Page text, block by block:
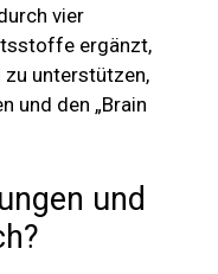
vier
ergänzt,
unterstützen,
und den „Brain
und